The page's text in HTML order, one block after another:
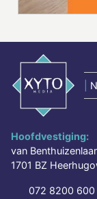
Hoofdvestiging:
van
1701 BZ
072 8200 600